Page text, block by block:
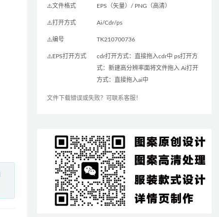
⚠️文件格式 EPS（矢量）/ PNG（高清）
⚠️打开方式 Ai/Cdr/ps
⚠️编号 TK210700736
⚠️EPS打开方式
cdr打开方式：直接拖入cdr中 ps打开方
式：新建高分辨率面将文件拖入 Ai打开
方式：直接拖入ai中
文件下载错误或失败？可联系客服！